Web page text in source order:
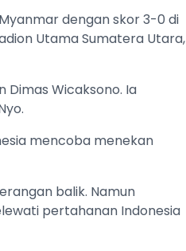
dengan skor 3-0 di
Utama Sumatera Utara,
Dimas Wicaksono. Ia
mencoba menekan
balik. Namun
pertahanan Indonesia